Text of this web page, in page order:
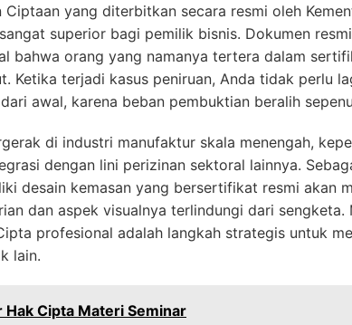
yang diterbitkan secara resmi oleh
superior bagi pemilik bisnis. Dokumen
bahwa orang yang namanya tertera dalam
Ketika terjadi kasus peniruan, Anda tidak perlu
awal, karena beban pembuktian beralih
di industri manufaktur skala menengah,
dengan lini perizinan sektoral lainnya.
desain kemasan yang bersertifikat resmi akan
dan aspek visualnya terlindungi dari
profesional adalah langkah strategis untuk
lain.
Hak Cipta Materi Seminar